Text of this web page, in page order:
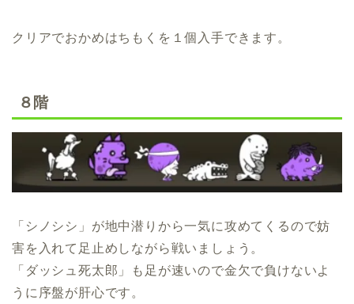
クリアでおかめはちもくを１個入手できます。
８階
「シノシシ」が地中潜りから一気に攻めてくるので妨
害を入れて足止めしながら戦いましょう。
「ダッシュ死太郎」も足が速いので金欠で負けないよ
うに序盤が肝心です。